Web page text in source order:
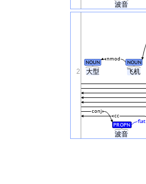
波音
大型 飞机
波音
NOUN NOUN
nmod
PROPN
flat
cc
conj
2